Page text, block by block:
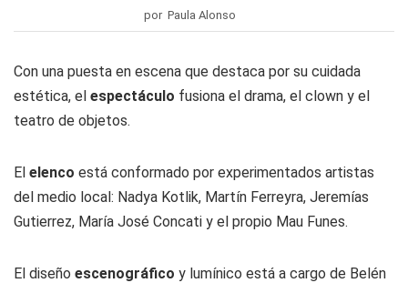
por Paula Alonso
Con una puesta en escena que destaca por su cuidada
estética, el espectáculo fusiona el drama, el clown y el
teatro de objetos.
El elenco está conformado por experimentados artistas
del medio local: Nadya Kotlik, Martín Ferreyra, Jeremías
Gutierrez, María José Concati y el propio Mau Funes.
El diseño escenográfico y lumínico está a cargo de Belén